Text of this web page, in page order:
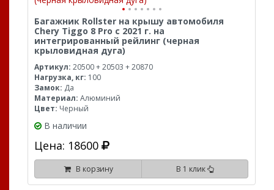
Багажник Rollster на крышу автомобиля
Chery Tiggo 8 Pro с 2021 г. на
интегрированный рейлинг (черная
крыловидная дуга)
Артикул: 20500 + 20503 + 20870
Нагрузка, кг: 100
Замок: Да
Материал: Алюминий
Цвет: Черный
В наличии
Цена: 18600
В корзину В 1 клик